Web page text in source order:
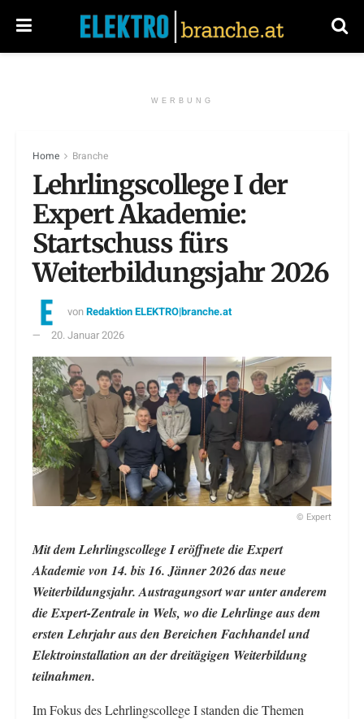
WERBUNG
Home Branche
Lehrlingscollege I der
Expert Akademie:
Startschuss fürs
Weiterbildungsjahr 2026
vonRedaktion ELEKTRO|branche.at
20. Januar 2026
© Expert
Mit dem Lehrlingscollege I eröffnete die Expert
Akademie von 14. bis 16. Jänner 2026 das neue
Weiterbildungsjahr. Austragungsort war unter anderem
die Expert-Zentrale in Wels, wo die Lehrlinge aus dem
ersten Lehrjahr aus den Bereichen Fachhandel und
Elektroinstallation an der dreitägigen Weiterbildung
teilnahmen.
Im Fokus des Lehrlingscollege I standen die Themen